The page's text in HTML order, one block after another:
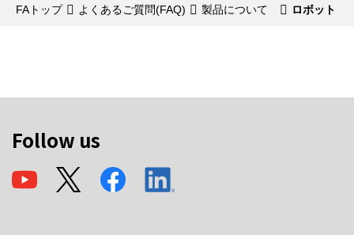
FAトップ よくあるご質問(FAQ) 製品について ロボット
Follow us